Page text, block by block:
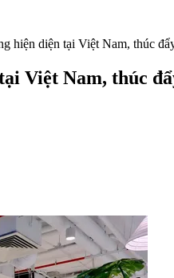
hiện diện tại Việt Nam, thúc
Việt Nam, thúc